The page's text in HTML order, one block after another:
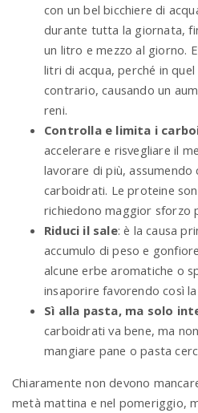
con un bel bicchiere di
durante tutta la giornata,
un litro e mezzo al giorno.
litri di acqua, perché in
contrario, causando un
reni.
Controlla e limita i
accelerare e risvegliare il
lavorare di più,
carboidrati. Le proteine
richiedono maggior sforzo
Riduci il sale: è la causa
accumulo di peso e
alcune erbe aromatiche o
insaporire favorendo così
Sì alla pasta, ma solo
carboidrati va bene, ma
mangiare pane o pasta
Chiaramente non devono
metà mattina e nel pomeriggio,